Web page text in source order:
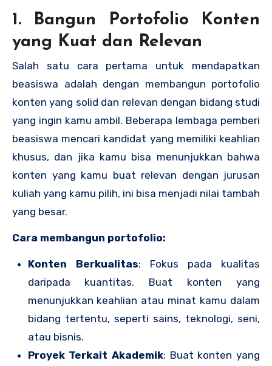
1. Bangun Portofolio Konten
yang Kuat dan Relevan
Salah satu cara pertama untuk mendapatkan
beasiswa adalah dengan membangun portofolio
konten yang solid dan relevan dengan bidang studi
yang ingin kamu ambil. Beberapa lembaga pemberi
beasiswa mencari kandidat yang memiliki keahlian
khusus, dan jika kamu bisa menunjukkan bahwa
konten yang kamu buat relevan dengan jurusan
kuliah yang kamu pilih, ini bisa menjadi nilai tambah
yang besar.
Cara membangun portofolio:
Konten Berkualitas: Fokus pada kualitas
daripada kuantitas. Buat konten yang
menunjukkan keahlian atau minat kamu dalam
bidang tertentu, seperti sains, teknologi, seni,
atau bisnis.
Proyek Terkait Akademik: Buat konten yang